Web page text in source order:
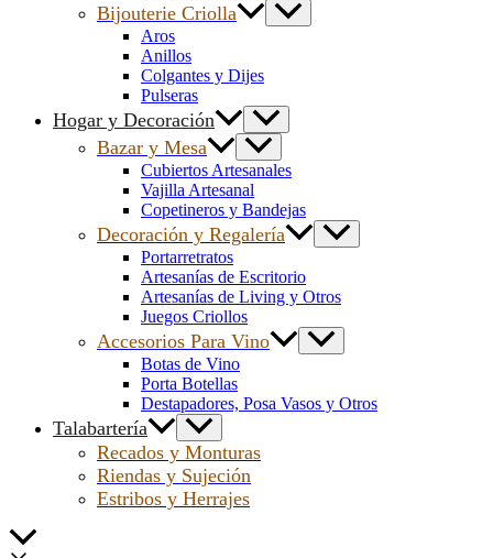
Bijouterie Criolla
Aros
Anillos
Colgantes y Dijes
Pulseras
Hogar y Decoración
Bazar y Mesa
Cubiertos Artesanales
Vajilla Artesanal
Copetineros y Bandejas
Decoración y Regalería
Portarretratos
Artesanías de Escritorio
Artesanías de Living y Otros
Juegos Criollos
Accesorios Para Vino
Botas de Vino
Porta Botellas
Destapadores, Posa Vasos y Otros
Talabartería
Recados y Monturas
Riendas y Sujeción
Estribos y Herrajes